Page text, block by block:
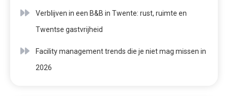
Verblijven in een B&B in Twente: rust, ruimte en
Twentse gastvrijheid
Facility management trends die je niet mag missen in
2026